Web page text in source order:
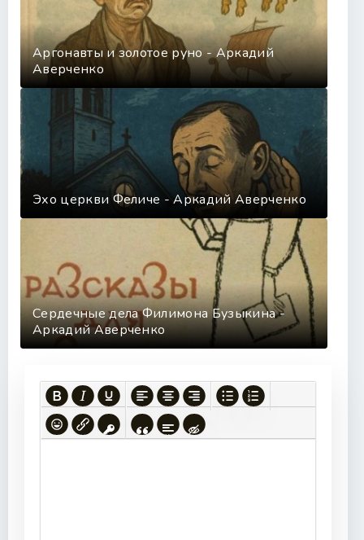
Аргонавты и золотое руно - Аркадий
Аверченко
Эхо церкви Феличе - Аркадий Аверченко
Сердечные дела Филимона Бузыкина -
Аркадий Аверченко